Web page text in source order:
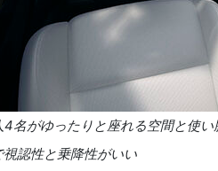
4名がゆったりと座れる空間と使
認性と乗降性がいい